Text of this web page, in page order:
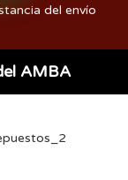
del envío
AMBA